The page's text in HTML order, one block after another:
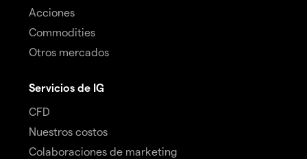
Acciones
Commodities
Otros mercados
Servicios de IG
CFD
Nuestros costos
Colaboraciones de marketing